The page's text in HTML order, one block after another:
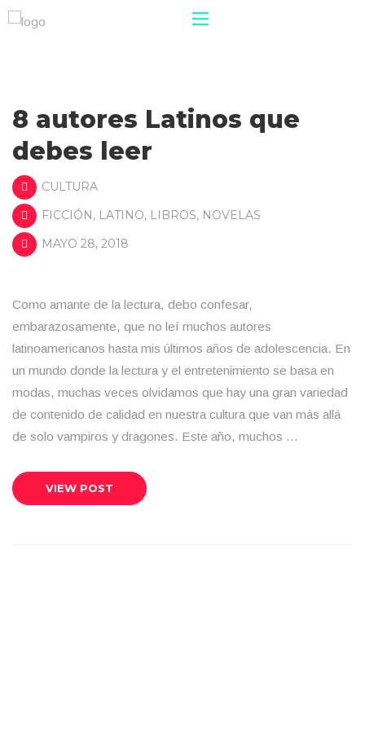
8 autores Latinos que
debes leer
CULTURA
FICCIÓN, LATINO, LIBROS, NOVELAS
MAYO 28, 2018
Como amante de la lectura, debo confesar,
embarazosamente, que no leí muchos autores
latinoamericanos hasta mis últimos años de adolescencia. En
un mundo donde la lectura y el entretenimiento se basa en
modas, muchas veces olvidamos que hay una gran variedad
de contenido de calidad en nuestra cultura que van más allá
de solo vampiros y dragones. Este año, muchos …
VIEW POST